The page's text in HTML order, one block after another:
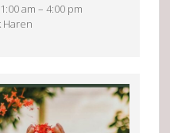
am – 4:00 pm
Haren